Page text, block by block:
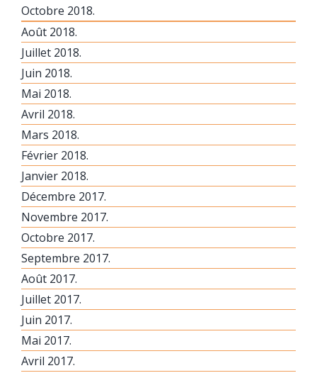
Octobre 2018.
Août 2018.
Juillet 2018.
Juin 2018.
Mai 2018.
Avril 2018.
Mars 2018.
Février 2018.
Janvier 2018.
Décembre 2017.
Novembre 2017.
Octobre 2017.
Septembre 2017.
Août 2017.
Juillet 2017.
Juin 2017.
Mai 2017.
Avril 2017.